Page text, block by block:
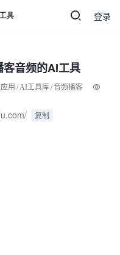
登录
音频的AI工具
用 / AI工具库/音频播客
复制